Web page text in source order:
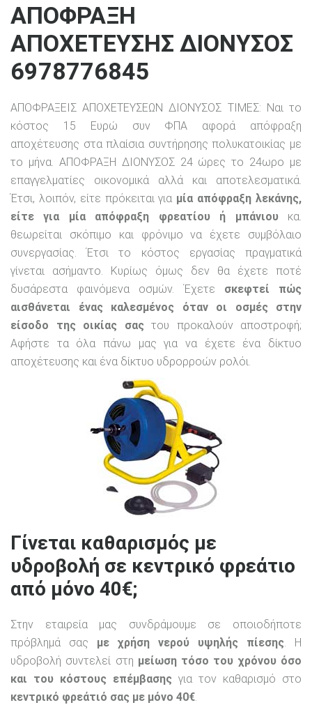
ΑΠΟΦΡΑΞΗ
ΑΠΟΧΕΤΕΥΣΗΣ ΔΙΟΝΥΣΟΣ
6978776845
ΑΠΟΦΡΑΞΕΙΣ ΑΠΟΧΕΤΕΥΣΕΩΝ ΔΙΟΝΥΣΟΣ ΤΙΜΕΣ: Ναι το
κόστος 15 Ευρώ συν ΦΠΑ αφορά απόφραξη
αποχέτευσης στα πλαίσια συντήρησης πολυκατοικίας με
το μήνα. ΑΠΟΦΡΑΞΗ ΔΙΟΝΥΣΟΣ 24 ώρες το 24ωρο με
επαγγελματίες οικονομικά αλλά και αποτελεσματικά.
Έτσι, λοιπόν, είτε πρόκειται για μία απόφραξη λεκάνης,
είτε για μία απόφραξη φρεατίου ή μπάνιουκα.
θεωρείται σκόπιμο και φρόνιμο να έχετε συμβόλαιο
συνεργασίας. Έτσι το κόστος εργασίας πραγματικά
γίνεται ασήμαντο. Κυρίως όμως δεν θα έχετε ποτέ
δυσάρεστα φαινόμενα οσμών. Έχετε σκεφτεί πώς
αισθάνεται ένας καλεσμένος όταν οι οσμές στην
είσοδο της οικίας σας του προκαλούν αποστροφή;
Αφήστε τα όλα πάνω μας για να έχετε ένα δίκτυο
αποχέτευσης και ένα δίκτυο υδρορροών ρολόι.
Γίνεται καθαρισμός με
υδροβολή σε κεντρικό φρεάτιο
από μόνο 40€;
Στην εταιρεία μας συνδράμουμε σε οποιοδήποτε
πρόβλημά σας με χρήση νερού υψηλής πίεσης. Η
υδροβολή συντελεί στη μείωση τόσο του χρόνου όσο
και του κόστους επέμβασης για τον καθαρισμό στο
κεντρικό φρεάτιό σας με μόνο 40€.